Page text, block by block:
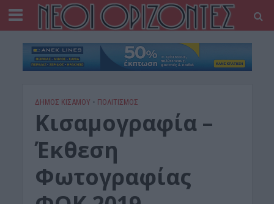
ΔΉΜΟΣ ΚΙΣΆΜΟΥ • ΠΟΛΙΤΙΣΜΟΣ
Κισαμογραφία –
Έκθεση
Φωτογραφίας